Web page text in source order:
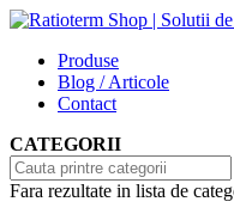
Produse
Blog / Articole
Contact
CATEGORII
Fara rezultate in lista de